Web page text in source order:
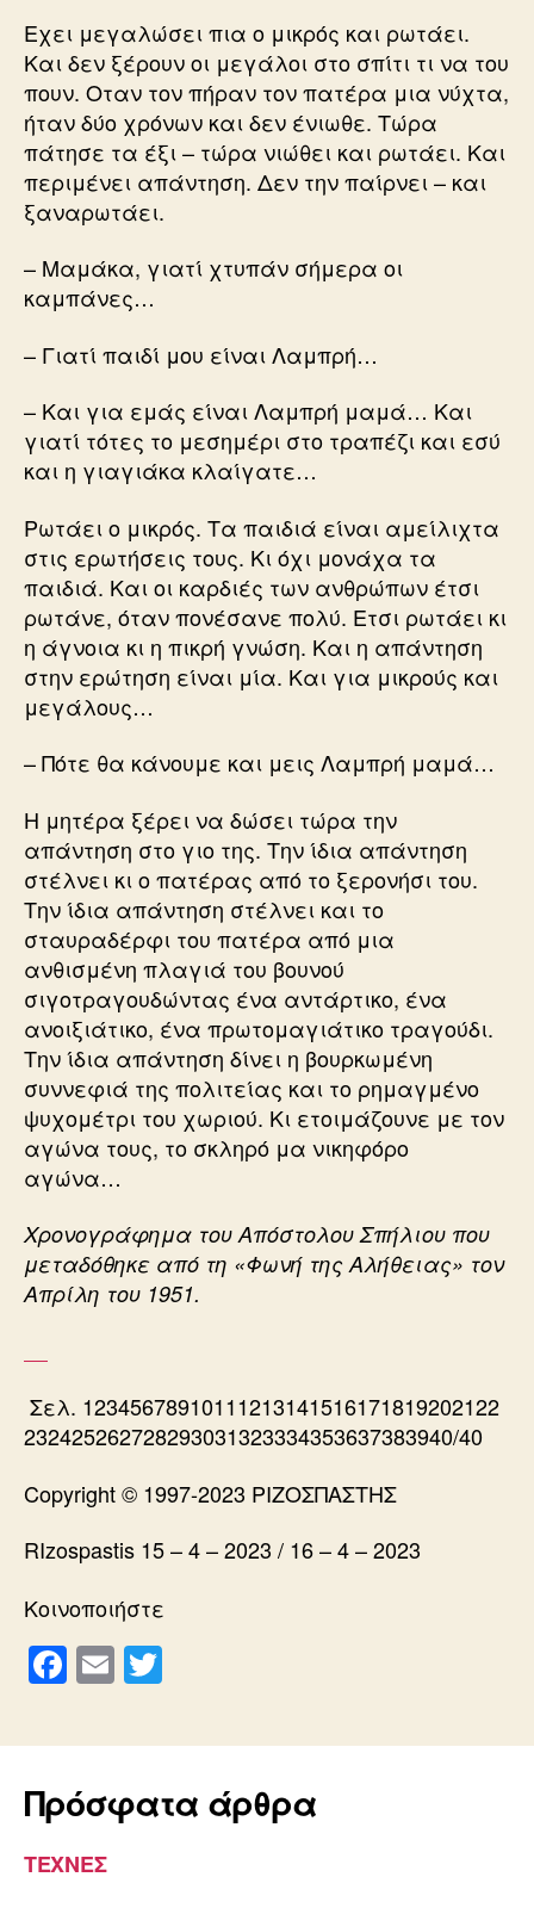
Εχει μεγαλώσει πια ο μικρός και ρωτάει.
Και δεν ξέρουν οι μεγάλοι στο σπίτι τι να του
πουν. Οταν τον πήραν τον πατέρα μια νύχτα,
ήταν δύο χρόνων και δεν ένιωθε. Τώρα
πάτησε τα έξι – τώρα νιώθει και ρωτάει. Και
περιμένει απάντηση. Δεν την παίρνει – και
ξαναρωτάει.
– Μαμάκα, γιατί χτυπάν σήμερα οι
καμπάνες…
– Γιατί παιδί μου είναι Λαμπρή…
– Και για εμάς είναι Λαμπρή μαμά… Και
γιατί τότες το μεσημέρι στο τραπέζι και εσύ
και η γιαγιάκα κλαίγατε…
Ρωτάει ο μικρός. Τα παιδιά είναι αμείλιχτα
στις ερωτήσεις τους. Κι όχι μονάχα τα
παιδιά. Και οι καρδιές των ανθρώπων έτσι
ρωτάνε, όταν πονέσανε πολύ. Ετσι ρωτάει κι
η άγνοια κι η πικρή γνώση. Και η απάντηση
στην ερώτηση είναι μία. Και για μικρούς και
μεγάλους…
– Πότε θα κάνουμε και μεις Λαμπρή μαμά…
Η μητέρα ξέρει να δώσει τώρα την
απάντηση στο γιο της. Την ίδια απάντηση
στέλνει κι ο πατέρας από το ξερονήσι του.
Την ίδια απάντηση στέλνει και το
σταυραδέρφι του πατέρα από μια
ανθισμένη πλαγιά του βουνού
σιγοτραγουδώντας ένα αντάρτικο, ένα
ανοιξιάτικο, ένα πρωτομαγιάτικο τραγούδι.
Την ίδια απάντηση δίνει η βουρκωμένη
συννεφιά της πολιτείας και το ρημαγμένο
ψυχομέτρι του χωριού. Κι ετοιμάζουνε με τον
αγώνα τους, το σκληρό μα νικηφόρο
αγώνα…
Χρονογράφημα του Απόστολου Σπήλιου που
μεταδόθηκε από τη «Φωνή της Αλήθειας» τον
Απρίλη του 1951.
Σελ. 12345678910111213141516171819202122
232425262728293031323334353637383940/40
Copyright © 1997-2023 ΡΙΖΟΣΠΑΣΤΗΣ
RIzospastis 15 – 4 – 2023 / 16 – 4 – 2023
Κοινοποιήστε
F
a
c
e
b
o
E
m
ailtt
Πρόσφατα άρθρα
ΤΕΧΝΕΣ